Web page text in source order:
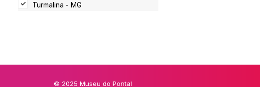
Turmalina - MG
© 2025 Museu do Pontal